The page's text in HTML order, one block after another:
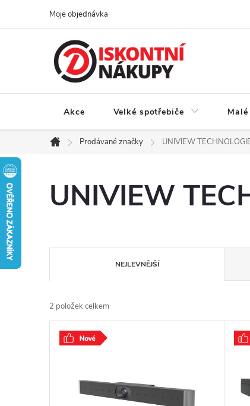
Moje objednávka
Akce Velké spotřebiče
Domů
Prodávané značky UNIVIEW
UNIVIEW
a
z
e
NEJLEVNĚJŠÍ
2 položek celkem
V